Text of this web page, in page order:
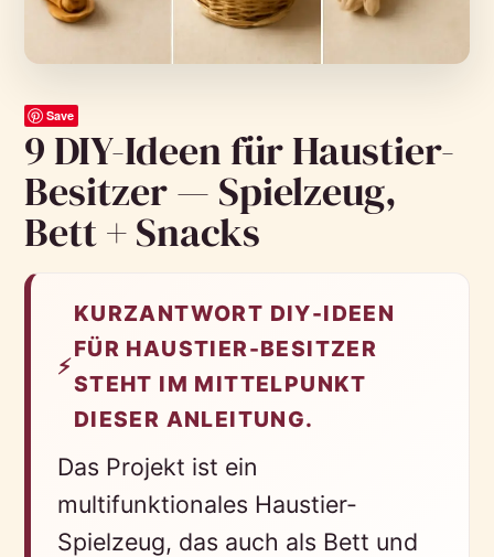
Save
9 DIY-Ideen für Haustier-
Besitzer — Spielzeug,
Bett + Snacks
⚡
KURZANTWORT DIY-IDEEN
FÜR HAUSTIER-BESITZER
STEHT IM MITTELPUNKT
DIESER ANLEITUNG.
Das Projekt ist ein
multifunktionales Haustier-
Spielzeug, das auch als Bett und